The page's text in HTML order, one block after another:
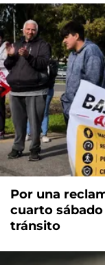
Por una
cuarto
tránsito